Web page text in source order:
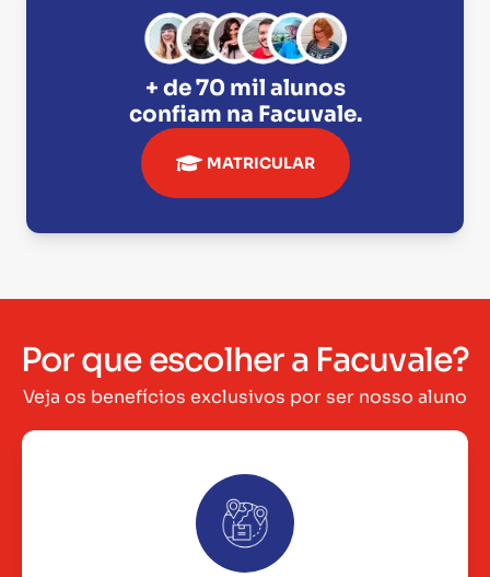
+ de 70 mil alunos
confiam na Facuvale.
MATRICULAR
Por que escolher a Facuvale?
Veja os benefícios exclusivos por ser nosso aluno